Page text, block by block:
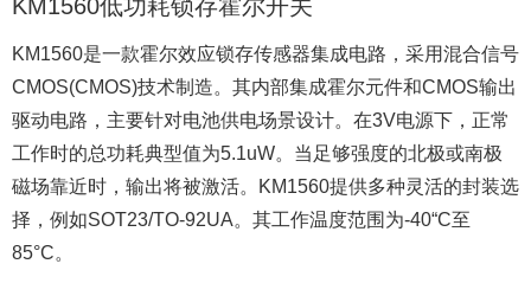
KM1560低功耗锁存霍尔开关
KM1560是一款霍尔效应锁存传感器集成电路，采用混合信号
CMOS(CMOS)技术制造。其内部集成霍尔元件和CMOS输出
驱动电路，主要针对电池供电场景设计。在3V电源下，正常
工作时的总功耗典型值为5.1uW。当足够强度的北极或南极
磁场靠近时，输出将被激活。KM1560提供多种灵活的封装选
择，例如SOT23/TO-92UA。其工作温度范围为-40“C至
85°C。